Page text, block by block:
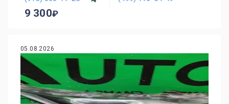
9 300
05.08.2026